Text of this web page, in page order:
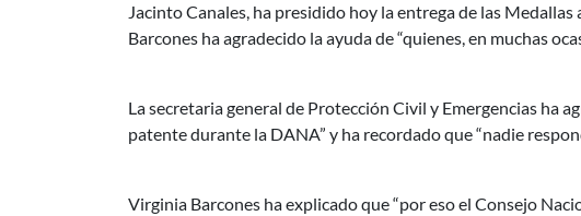
Descripción noticia
Jacinto Canales, ha presidido hoy la entrega de las
Barcones ha agradecido la ayuda de “quienes, en muchas
La secretaria general de Protección Civil y Emergencias ha
patente durante la DANA” y ha recordado que “nadie
Virginia Barcones ha explicado que “por eso el Consejo